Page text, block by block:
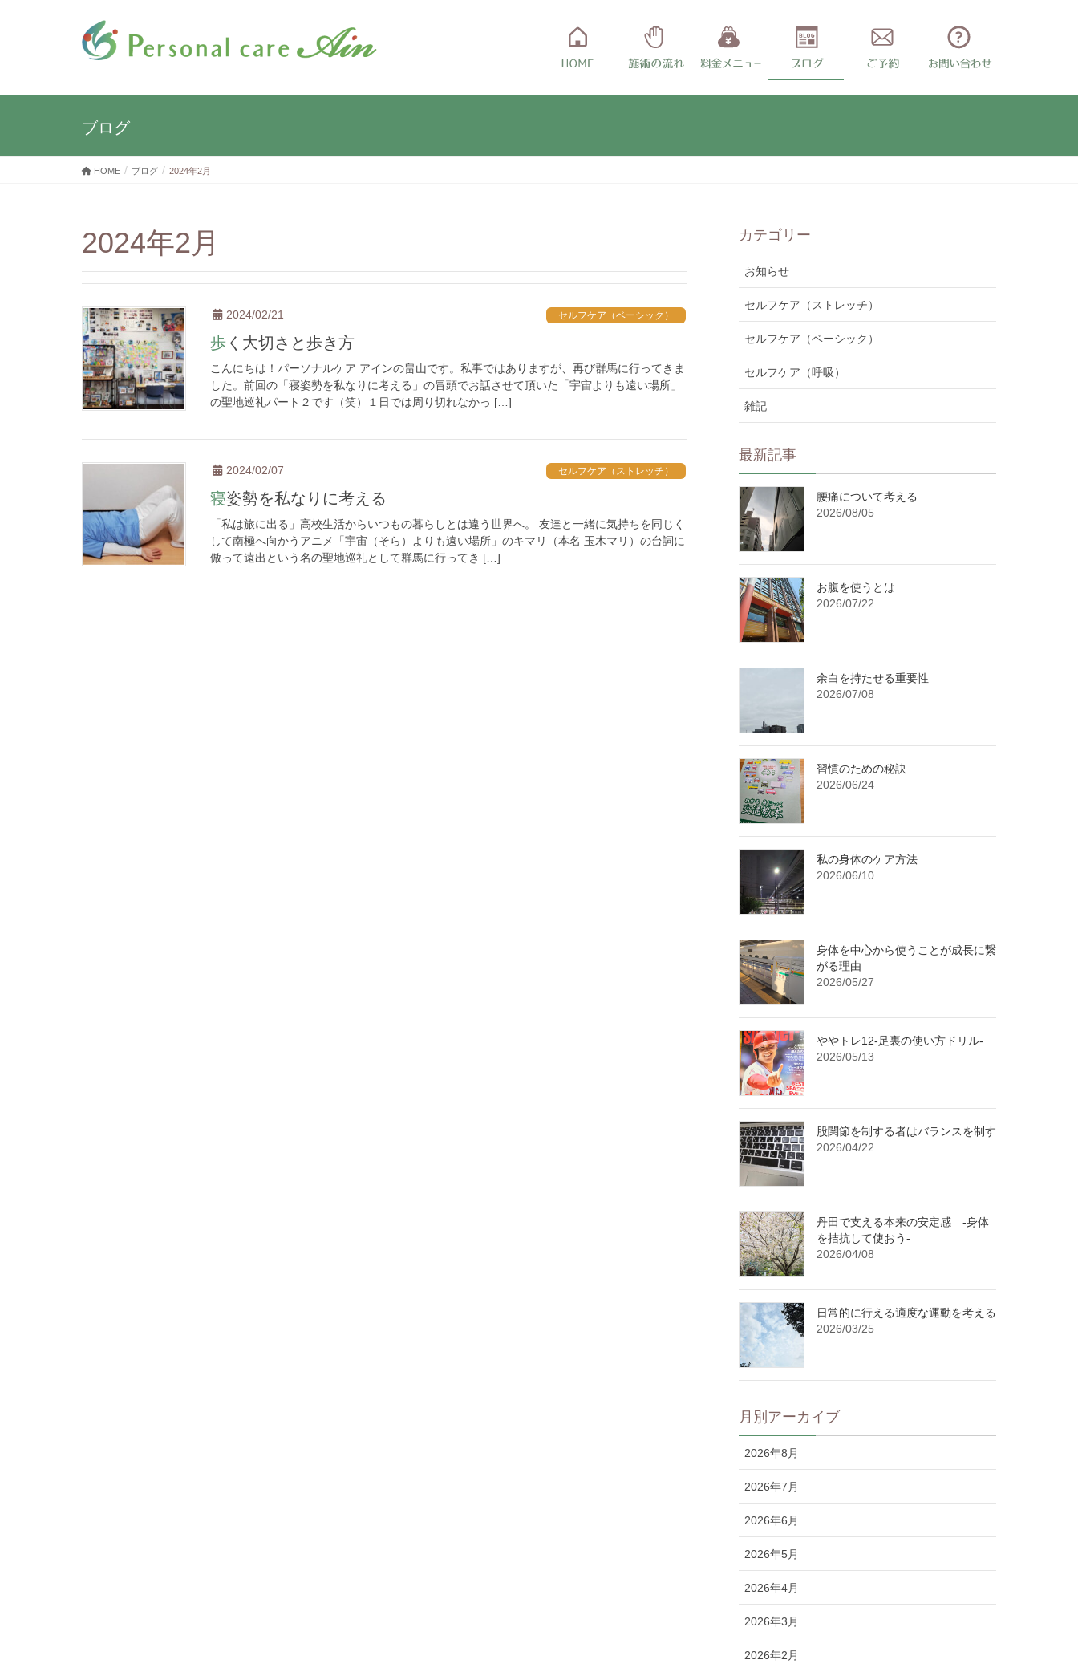
ブログ
HOME ブログ 2024年2月
2024年2月
2024/02/21 セルフケア（ベーシック）
歩く大切さと歩き方
こんにちは！パーソナルケア アインの畠山です。私事ではありますが、再び群馬に行ってきま
した。前回の「寝姿勢を私なりに考える」の冒頭でお話させて頂いた「宇宙よりも遠い場所」
の聖地巡礼パート２です（笑）１日では周り切れなかっ […]
2024/02/07 セルフケア（ストレッチ）
寝姿勢を私なりに考える
「私は旅に出る」高校生活からいつもの暮らしとは違う世界へ。 友達と一緒に気持ちを同じく
して南極へ向かうアニメ「宇宙（そら）よりも遠い場所」のキマリ（本名 玉木マリ）の台詞に
倣って遠出という名の聖地巡礼として群馬に行ってき […]
カテゴリー
お知らせ
セルフケア（ストレッチ）
セルフケア（ベーシック）
セルフケア（呼吸）
雑記
最新記事
腰痛について考える
2026/08/05
お腹を使うとは
2026/07/22
余白を持たせる重要性
2026/07/08
習慣のための秘訣
2026/06/24
私の身体のケア方法
2026/06/10
身体を中心から使うことが成長に繋
がる理由
2026/05/27
ややトレ12-足裏の使い方ドリル-
2026/05/13
股関節を制する者はバランスを制す
2026/04/22
丹田で支える本来の安定感 -身体
を拮抗して使おう-
2026/04/08
日常的に行える適度な運動を考える
2026/03/25
月別アーカイブ
2026年8月
2026年7月
2026年6月
2026年5月
2026年4月
2026年3月
2026年2月